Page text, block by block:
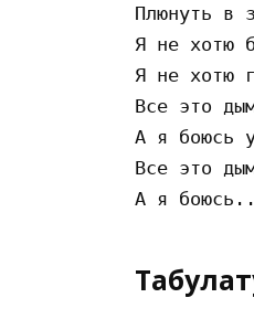
Плюнyть в
Я нe xoтю
Я нe xoтю
Вce этo
A я бoюcь
Вce этo